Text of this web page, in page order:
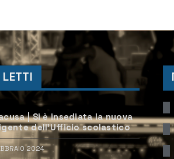
| Si è insediata la nuova
dell’Ufficio scolastico
2024